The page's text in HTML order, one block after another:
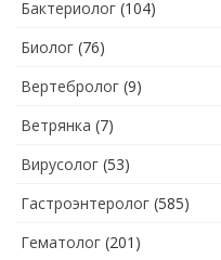
Бактериолог (104)
Биолог (76)
Вертебролог (9)
Ветрянка (7)
Вирусолог (53)
Гастроэнтеролог (585)
Гематолог (201)